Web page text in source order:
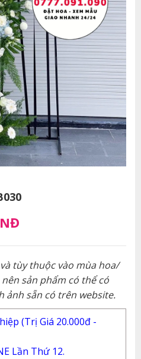
tùy thuộc vào mùa hoa/
sản phẩm có thể có
ảnh sẵn có trên website.
(Trị Giá 20.000đ -
Lần Thứ 12.